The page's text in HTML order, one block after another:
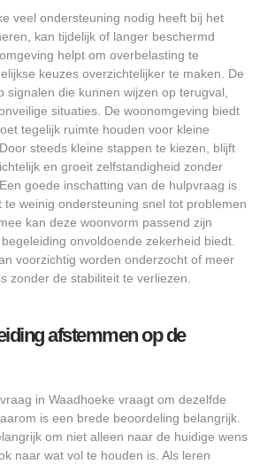
veel ondersteuning nodig heeft bij het
kan tijdelijk of langer beschermd
helpt om overbelasting te
keuzes overzichtelijker te maken. De
signalen die kunnen wijzen op terugval,
situaties. De woonomgeving biedt
tegelijk ruimte houden voor kleine
steeds kleine stappen te kiezen, blijft
en groeit zelfstandigheid zonder
goede inschatting van de hulpvraag is
te weinig ondersteuning snel tot problemen
kan deze woonvorm passend zijn
onvoldoende zekerheid biedt.
voorzichtig worden onderzocht of meer
zonder de stabiliteit te verliezen.
afstemmen op de
in Waadhoeke vraagt om dezelfde
is een brede beoordeling belangrijk.
om niet alleen naar de huidige wens
naar wat vol te houden is. Als leren